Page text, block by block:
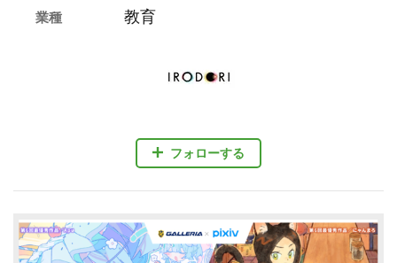
フォローする
業種 教育